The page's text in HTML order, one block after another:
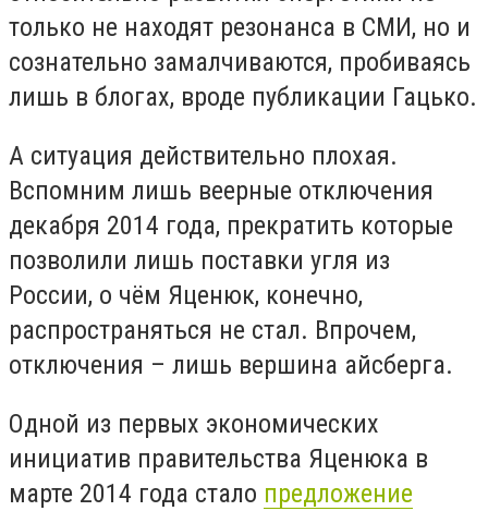
только не находят резонанса в СМИ, но и
сознательно замалчиваются, пробиваясь
лишь в блогах, вроде публикации Гацько.
А ситуация действительно плохая.
Вспомним лишь веерные отключения
декабря 2014 года, прекратить которые
позволили лишь поставки угля из
России, о чём Яценюк, конечно,
распространяться не стал. Впрочем,
отключения – лишь вершина айсберга.
Одной из первых экономических
инициатив правительства Яценюка в
марте 2014 года стало предложение